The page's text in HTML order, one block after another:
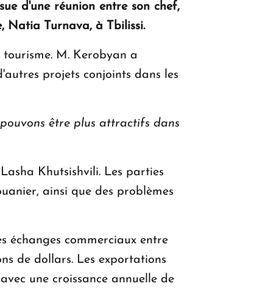
en Arménie
hôtel Hyatt Regency
ouvrira ses portes à Dilijan
d'une réunion entre son chef,
Natia Turnava, à Tbilissi.
M. Kerobyan a
projets conjoints dans les
être plus attractifs dans
Khutsishvili. Les parties
ainsi que des problèmes
échanges commerciaux entre
de dollars. Les exportations
une croissance annuelle de